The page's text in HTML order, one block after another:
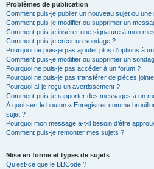
Problèmes de publication
Comment puis-je publier un nouveau sujet ou une
Comment puis-je modifier ou supprimer un
Comment puis-je insérer une signature à mon
Comment puis-je créer un sondage ?
Pourquoi ne puis-je pas ajouter plus d’options à
Comment puis-je modifier ou supprimer un
Pourquoi ne puis-je pas accéder à un forum ?
Pourquoi ne puis-je pas transférer de pièces
Pourquoi ai-je reçu un avertissement ?
Comment puis-je rapporter des messages à un
À quoi sert le bouton « Enregistrer comme
sujet ?
Pourquoi mon message a-t-il besoin d’être
Comment puis-je remonter mes sujets ?
Mise en forme et types de sujets
Qu’est-ce que le BBCode ?